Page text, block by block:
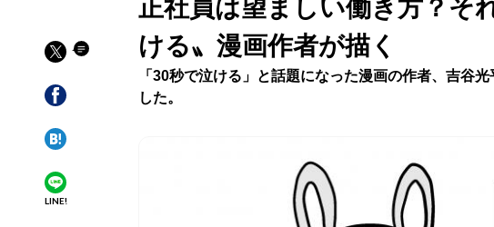
LINE!
正社員は望ましい働き方？そ
ける〟漫画作者が描く
「30秒で泣ける」と話題になった漫画の作者、吉谷
した。